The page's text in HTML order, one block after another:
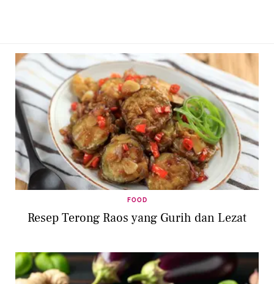
FOOD
Resep Terong Raos yang Gurih dan Lezat